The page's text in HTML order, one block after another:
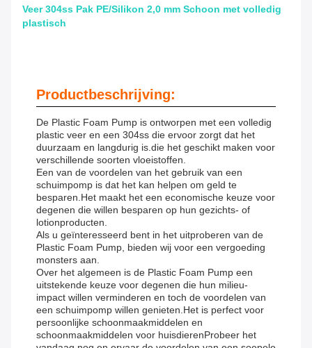
Veer 304ss Pak PE/Silikon 2,0 mm Schoon met volledig
plastisch
Productbeschrijving:
De Plastic Foam Pump is ontworpen met een volledig
plastic veer en een 304ss die ervoor zorgt dat het
duurzaam en langdurig is.die het geschikt maken voor
verschillende soorten vloeistoffen.
Een van de voordelen van het gebruik van een
schuimpomp is dat het kan helpen om geld te
besparen.Het maakt het een economische keuze voor
degenen die willen besparen op hun gezichts- of
lotionproducten.
Als u geïnteresseerd bent in het uitproberen van de
Plastic Foam Pump, bieden wij voor een vergoeding
monsters aan.
Over het algemeen is de Plastic Foam Pump een
uitstekende keuze voor degenen die hun milieu-
impact willen verminderen en toch de voordelen van
een schuimpomp willen genieten.Het is perfect voor
persoonlijke schoonmaakmiddelen en
schoonmaakmiddelen voor huisdierenProbeer het